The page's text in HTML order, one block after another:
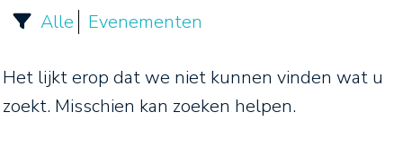
Alle Evenementen
Het lijkt erop dat we niet kunnen vinden wat u
zoekt. Misschien kan zoeken helpen.